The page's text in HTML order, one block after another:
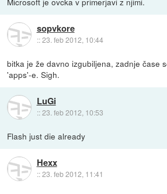
sopvkore
::23. feb 2012, 10:44
bitka je že davno izgubiljena, zadnje čase
'apps'-e. Sigh.
LuGi
::23. feb 2012, 10:53
Flash just die already
Hexx
::23. feb 2012, 11:41